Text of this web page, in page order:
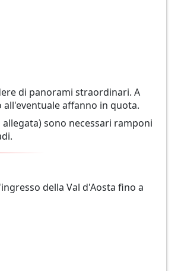
di panorami straordinari. A
affanno in quota.
sono necessari ramponi
della Val d'Aosta fino a